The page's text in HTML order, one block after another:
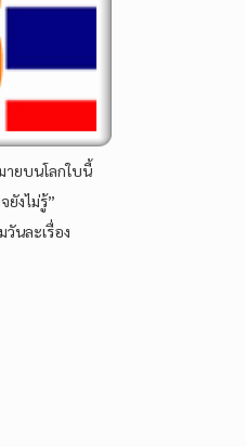
ายบนโลกใบนี้
งไม่รู้”
วันละเรื่อง